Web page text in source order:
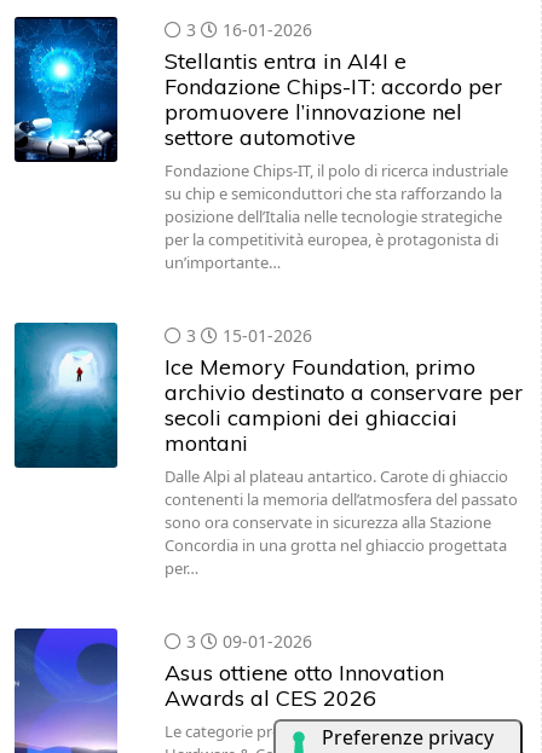
3 16-01-2026
Stellantis entra in AI4I e
Fondazione Chips-IT: accordo per
promuovere l’innovazione nel
settore automotive
Fondazione Chips-IT, il polo di ricerca industriale
su chip e semiconduttori che sta rafforzando la
posizione dell’Italia nelle tecnologie strategiche
per la competitività europea, è protagonista di
un’importante…
3 15-01-2026
Ice Memory Foundation, primo
archivio destinato a conservare per
secoli campioni dei ghiacciai
montani
Dalle Alpi al plateau antartico. Carote di ghiaccio
contenenti la memoria dell’atmosfera del passato
sono ora conservate in sicurezza alla Stazione
Concordia in una grotta nel ghiaccio progettata
per…
3 09-01-2026
Asus ottiene otto Innovation
Awards al CES 2026
Le categorie premiate includono Computer